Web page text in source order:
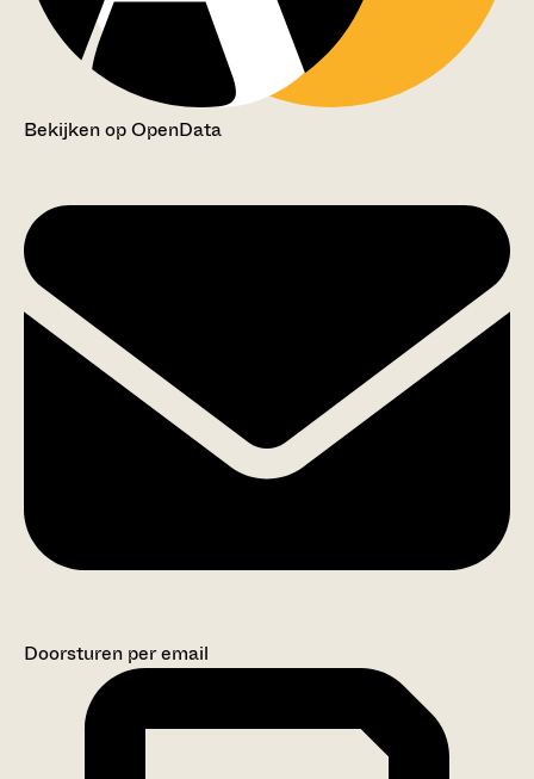
Bekijken op OpenData
Doorsturen per email